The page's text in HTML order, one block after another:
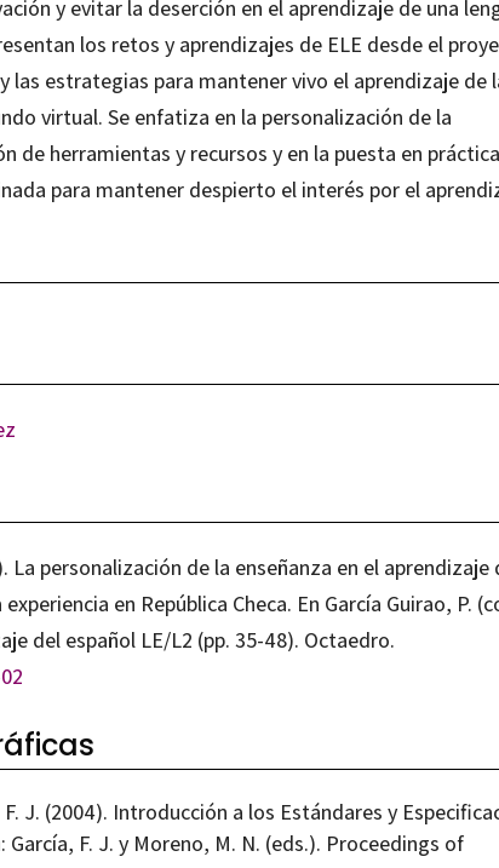
y evitar la deserción en el aprendizaje de una
los retos y aprendizajes de ELE desde el
las estrategias para mantener vivo el aprendizaje de
virtual. Se enfatiza en la personalización de la
de herramientas y recursos y en la puesta en
para mantener despierto el interés por el
La personalización de la enseñanza en el aprendizaje
en República Checa. En García Guirao, P.
del español LE/L2 (pp. 35-48). Octaedro.
J. (2004). Introducción a los Estándares y
F. J. y Moreno, M. N. (eds.). Proceedings of